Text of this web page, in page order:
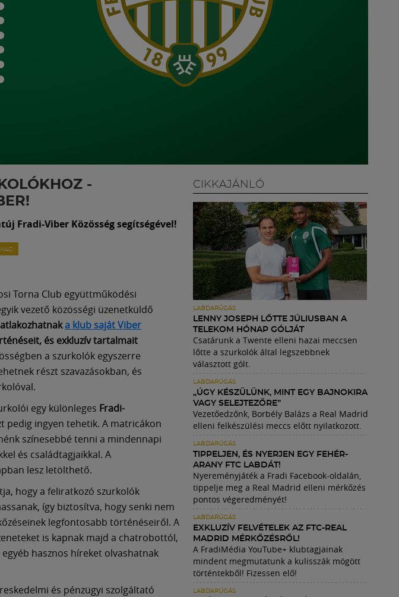
-
Fradi-Viber Közösség segítségével!
Torna Club együttműködési
vezető közösségi üzenetküldő
a klub saját Viber
és exkluzív tartalmait
a szurkolók egyszerre
részt szavazásokban, és
egy különleges Fradi-
pedig ingyen tehetik. A matricákon
színesebbé tenni a mindennapi
és családtagjaikkal. A
lesz letölthető.
hogy a feliratkozó szurkolók
így biztosítva, hogy senki nem
legfontosabb történéseiről. A
is kapnak majd a chatrobottól,
hasznos híreket olvashatnak
és pénzügyi szolgáltató
CIKKAJÁNLÓ
LABDARÚGÁS
LENNY JOSEPH LŐTTE JÚLIUSBAN A
TELEKOM HÓNAP GÓLJÁT
Csatárunk a Twente elleni hazai meccsen
lőtte a szurkolók által legszebbnek
választott gólt.
LABDARÚGÁS
„ÚGY KÉSZÜLÜNK, MINT EGY BAJNOKIRA
VAGY SELEJTEZŐRE”
Vezetőedzőnk, Borbély Balázs a Real Madrid
elleni felkészülési meccs előtt nyilatkozott.
LABDARÚGÁS
TIPPELJEN, ÉS NYERJEN EGY FEHÉR-
ARANY FTC LABDÁT!
Nyereményjáték a Fradi Facebook-oldalán,
tippelje meg a Real Madrid elleni mérkőzés
pontos végeredményét!
LABDARÚGÁS
EXKLUZÍV FELVÉTELEK AZ FTC-REAL
MADRID MÉRKŐZÉSRŐL!
A FradiMédia YouTube+ klubtagjainak
mindent megmutatunk a kulisszák mögött
történtekből! Fizessen elő!
LABDARÚGÁS